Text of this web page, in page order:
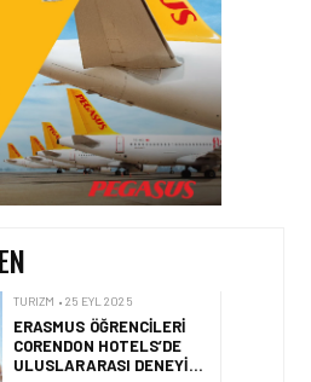
GÜRÜLTÜLÜ
SAĞANAKLARDAN
KAÇINIR?
TURIZM • 25 EYL 2025
ERASMUS ÖĞRENCILERI
CORENDON HOTELS’DE
TURIZM • 25 EYL 2025
DÜNYA TURIZM GÜNÜ’NDE
TÜRKIYE’NIN KRUVAZIYER